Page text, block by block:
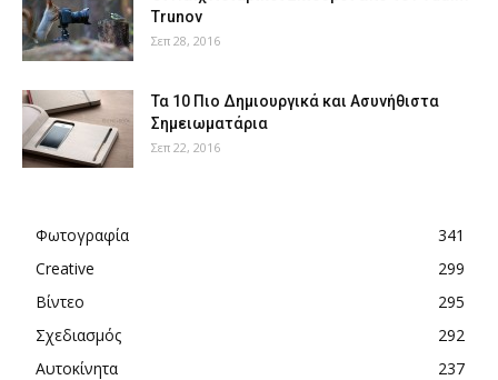
Trunov
Σεπ 28, 2016
Τα 10 Πιο Δημιουργικά και Ασυνήθιστα
Σημειωματάρια
Σεπ 22, 2016
Φωτογραφία
341
Creative
299
Βίντεο
295
Σχεδιασμός
292
Αυτοκίνητα
237